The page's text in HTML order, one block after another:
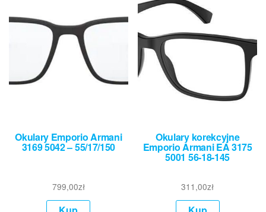
Okulary Emporio Armani
3169 5042 – 55/17/150
799,00zł
Okulary korekcyjne
Emporio Armani EA 3175
5001 56-18-145
311,00zł